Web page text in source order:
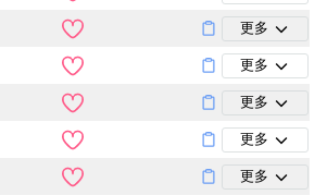
更多
更多
更多
更多
更多